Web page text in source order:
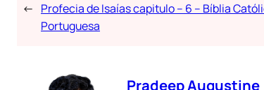
← Profecia de Isaías capitulo – 6 – Bíblia
Portuguesa
Pradeep Augustine